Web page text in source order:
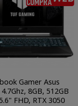
Gamer Asus
8GB, 512GB
FHD, RTX 3050